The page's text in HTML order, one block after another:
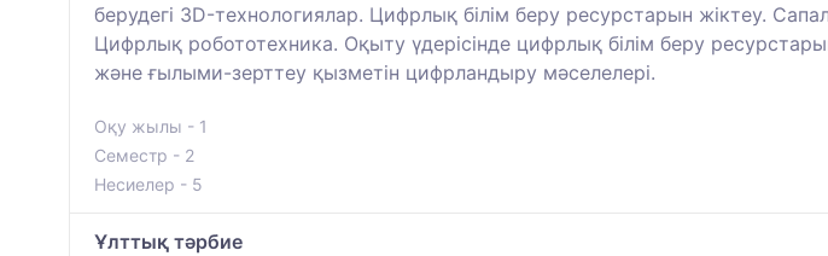
берудегі 3D-технологиялар. Цифрлық білім беру ресурстарын жіктеу.
Цифрлық робототехника. Оқыту үдерісінде цифрлық білім беру
және ғылыми-зерттеу қызметін цифрландыру мәселелері.
Оқу жылы - 1
Семестр - 2
Несиелер - 5
Ұлттық тәрбие